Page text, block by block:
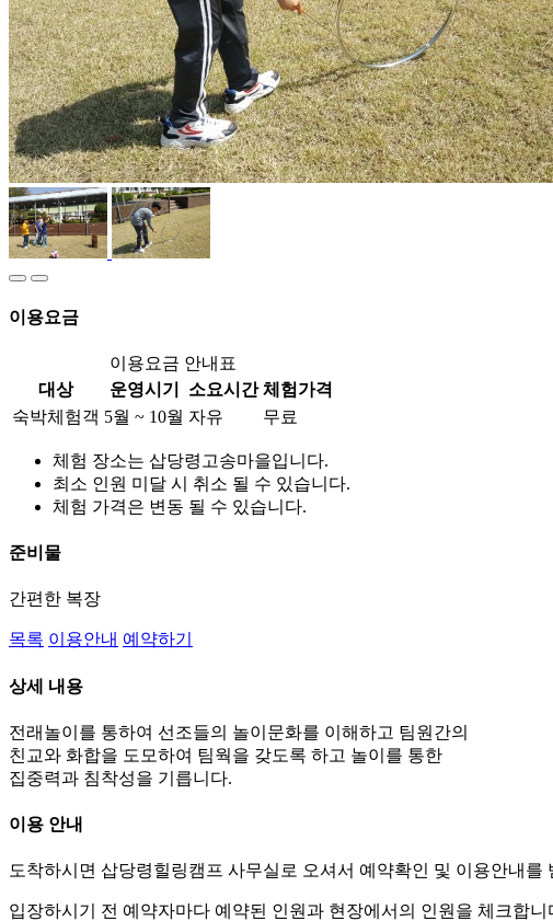
이용요금
이용요금 안내표
대상
운영시기 소요시간 체험가격
숙박체험객 5월 ~ 10월 자유 무료
체험 장소는 삽당령고송마을입니다.
최소 인원 미달 시 취소 될 수 있습니다.
체험 가격은 변동 될 수 있습니다.
준비물
간편한 복장
목록 이용안내 예약하기
상세 내용
전래놀이를 통하여 선조들의 놀이문화를 이해하고 팀원간의
친교와 화합을 도모하여 팀웍을 갖도록 하고 놀이를 통한
집중력과 침착성을 기릅니다.
이용 안내
도착하시면 삽당령힐링캠프 사무실로 오셔서 예약확인 및 이용안내를
입장하시기 전 예약자마다 예약된 인원과 현장에서의 인원을 체크합니